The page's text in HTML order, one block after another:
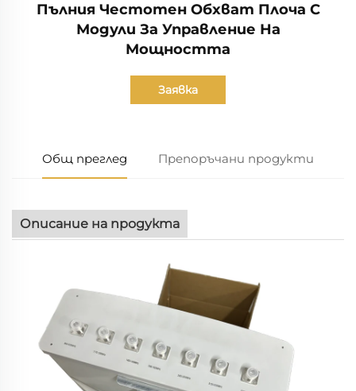
Пълния Честотен Обхват Плоча С
Модули За Управление На
Мощността
Заявка
Общ преглед Препоръчани продукти
Описание на продукта